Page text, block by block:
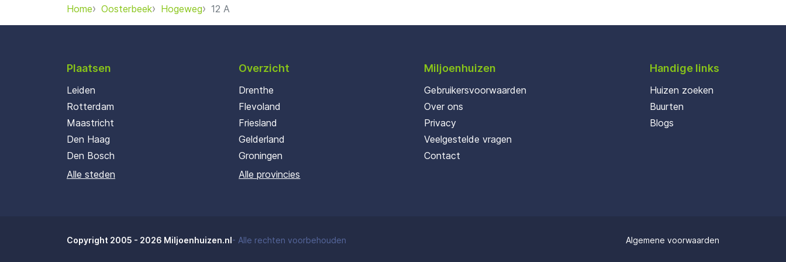
Home Oosterbeek Hogeweg 12 A
Plaatsen
Leiden
Rotterdam
Maastricht
Den Haag
Den Bosch
Alle steden
Overzicht
Drenthe
Flevoland
Friesland
Gelderland
Groningen
Alle provincies
Miljoenhuizen
Gebruikersvoorwaarden
Over ons
Privacy
Veelgestelde vragen
Contact
Handige links
Huizen zoeken
Buurten
Blogs
Copyright 2005 - 2026 Miljoenhuizen.nl - Alle rechten voorbehouden Algemene voorwaarden